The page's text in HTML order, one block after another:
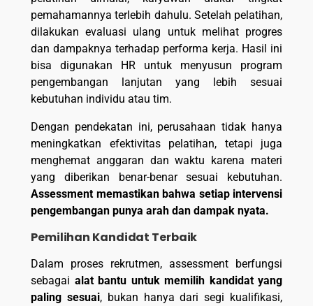
pemahamannya terlebih dahulu. Setelah pelatihan,
dilakukan evaluasi ulang untuk melihat progres
dan dampaknya terhadap performa kerja. Hasil ini
bisa digunakan HR untuk menyusun program
pengembangan lanjutan yang lebih sesuai
kebutuhan individu atau tim.
Dengan pendekatan ini, perusahaan tidak hanya
meningkatkan efektivitas pelatihan, tetapi juga
menghemat anggaran dan waktu karena materi
yang diberikan benar-benar sesuai kebutuhan.
Assessment memastikan bahwa setiap intervensi
pengembangan punya arah dan dampak nyata.
Pemilihan Kandidat Terbaik
Dalam proses rekrutmen, assessment berfungsi
sebagai alat bantu untuk memilih kandidat yang
paling sesuai, bukan hanya dari segi kualifikasi,